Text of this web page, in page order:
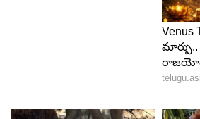
మళ్లీ అదే ఇల్లు తిరిగి ఇస్తాను అంటే
లేదు అని అంటుంది లాస్య. అప్పుడు
తీసుకుంటే నిన్ను కూడా మళ్ళీ
అందుకే వద్దని ఉంటారు అని